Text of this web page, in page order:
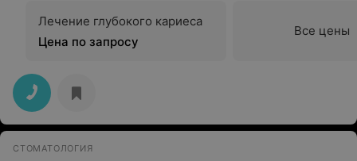
Лечение глубокого кариеса
Цена по запросу
Все цены
СТОМАТОЛОГИЯ